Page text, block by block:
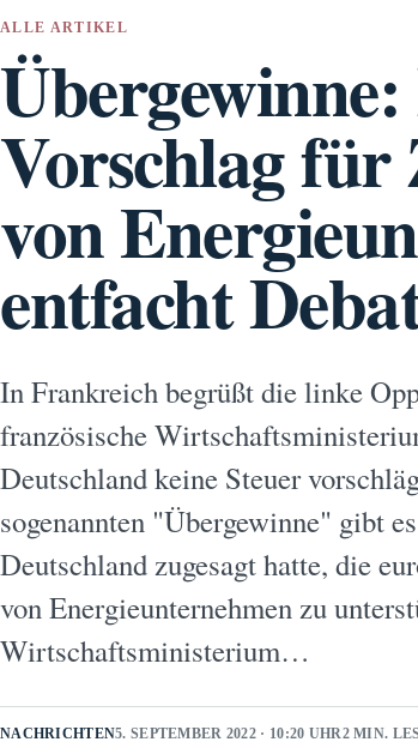
ALLE ARTIKEL
Vorschlag für
von
entfacht
In Frankreich begrüßt die linke
französische
Deutschland keine Steuer
sogenannten "Übergewinne" gibt
Deutschland zugesagt hatte, die
von Energieunternehmen zu
Wirtschaftsministerium…
NACHRICHTEN5. SEPTEMBER 2022 · 10:20 UHR2 MIN.